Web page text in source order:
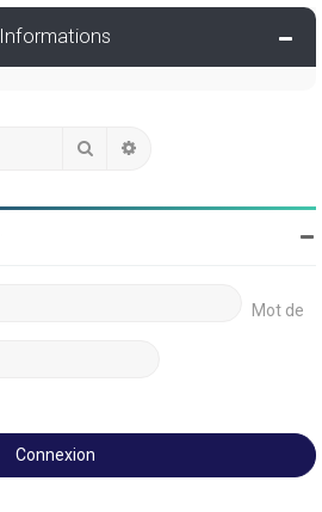
Informations
Rechercher
Mot de